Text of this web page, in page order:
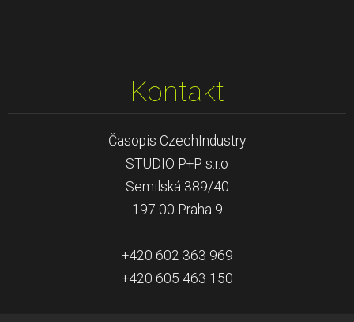
Kontakt
Časopis CzechIndustry
STUDIO P+P s.r.o
Semilská 389/40
197 00 Praha 9
+420 602 363 969
+420 605 463 150